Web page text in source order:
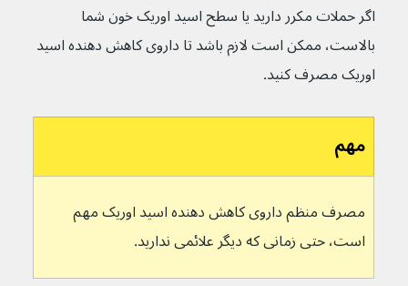
اگر حملات مکرر دارید یا سطح اسید اوریک خون شما
بالاست، ممکن است لازم باشد تا داروی کاهش دهنده اسید
اوریک مصرف کنید.
مهم
مصرف منظم داروی کاهش دهنده اسید اوریک مهم
است، حتی زمانی که دیگر علائمی ندارید.